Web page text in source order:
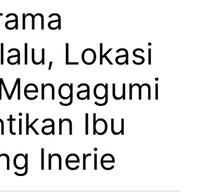
Lokasi
Ibu
Inerie